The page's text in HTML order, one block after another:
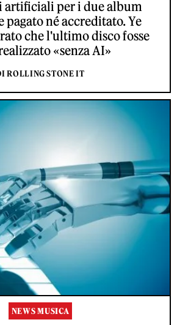
artificiali per i due album
pagato né accreditato. Ye
che l'ultimo disco fosse
«senza AI»
ROLLING STONE IT
NEWS MUSICA